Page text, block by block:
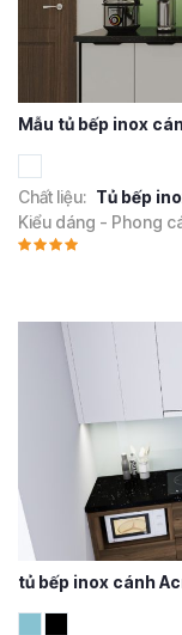
Mẫu tủ bếp inox
Chất liệu: Tủ bếp
Kiểu dáng - Phong
tủ bếp inox cánh